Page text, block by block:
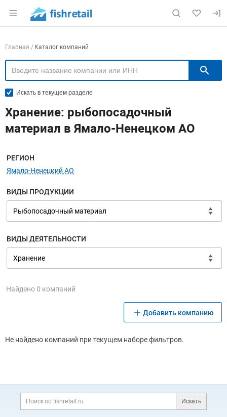
Раздел навигации по сайту fishretail.ru
Навигация по компаниям
Главная Каталог компаний
Искать в текущем разделе
Хранение: рыбопосадочный
материал в Ямало-Ненецком АО
Меню навигации
РЕГИОН
Ямало-Ненецкий АО
ВИДЫ ПРОДУКЦИИ
ВИДЫ ДЕЯТЕЛЬНОСТИ
Найдено 0 компаний
Добавить компанию
Не найдено компаний при текущем наборе фильтров.
Дополнительная информация
Поиск по сайту и
Искать